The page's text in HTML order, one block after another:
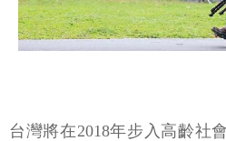
台灣將在2018年步入高齡社